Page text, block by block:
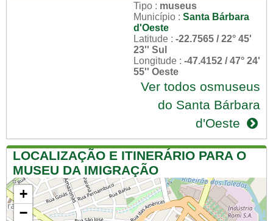
Tipo : museus
Município : Santa Bárbara
d'Oeste
Latitude : -22.7565 / 22° 45'
23'' Sul
Longitude : -47.4152 / 47° 24'
55'' Oeste
Ver todos osmuseus
do Santa Bárbara
d'Oeste
LOCALIZAÇÃO E ITINERÁRIO PARA O
MUSEU DA IMIGRAÇÃO
+
−